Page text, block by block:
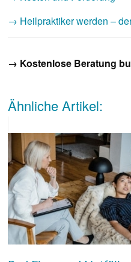
→ Heilpraktiker werden –
→ Kostenlose Beratung
Ähnliche Artikel: